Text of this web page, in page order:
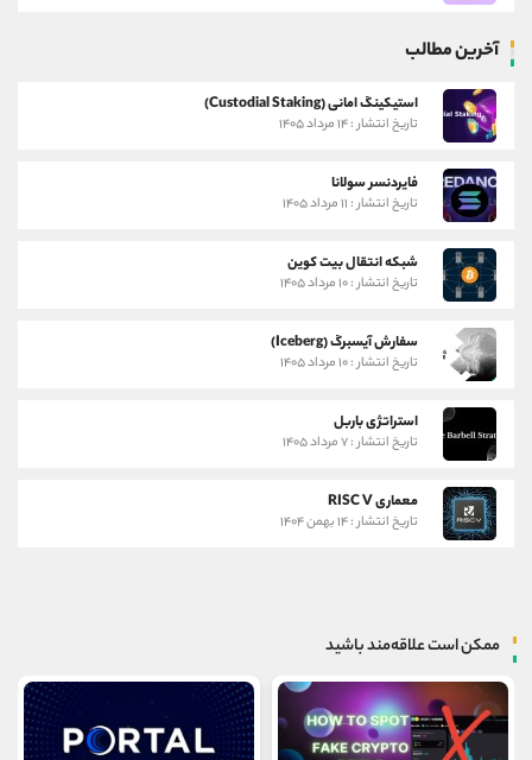
آخرین مطالب
استیکینگ امانی (Custodial Staking)
تاریخ انتشار : ۱۴ مرداد ۱۴۰۵
فایردنسر سولانا
تاریخ انتشار : ۱۱ مرداد ۱۴۰۵
شبکه انتقال بیت کوین
تاریخ انتشار : ۱۰ مرداد ۱۴۰۵
سفارش آیسبرگ (Iceberg)
تاریخ انتشار : ۱۰ مرداد ۱۴۰۵
استراتژی باربل
تاریخ انتشار : ۷ مرداد ۱۴۰۵
معماری RISC V
تاریخ انتشار : ۱۴ بهمن ۱۴۰۴
ممکن است علاقه‌مند باشید